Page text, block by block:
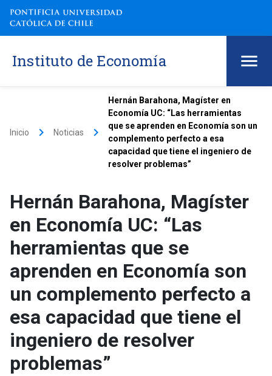
Instituto de Economía
Inicio keyboard_arrow_right Noticias keyboard_arrow_right
Hernán Barahona, Magíster en
Economía UC: “Las herramientas
que se aprenden en Economía son un
complemento perfecto a esa
capacidad que tiene el ingeniero de
resolver problemas”
Hernán Barahona, Magíster
en Economía UC: “Las
herramientas que se
aprenden en Economía son
un complemento perfecto a
esa capacidad que tiene el
ingeniero de resolver
problemas”